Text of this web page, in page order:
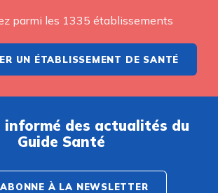
parmi les 1335 établissements
UN ÉTABLISSEMENT DE SANTÉ
informé des actualités du
Guide Santé
À LA NEWSLETTER